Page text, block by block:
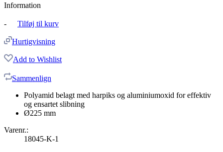
Information
- Tilføj til kurv
Hurtigvisning
Add to Wishlist
Sammenlign
Polyamid belagt med harpiks og aluminiumoxid for effektiv
og ensartet slibning
Ø225 mm
Varenr.:
18045-K-1